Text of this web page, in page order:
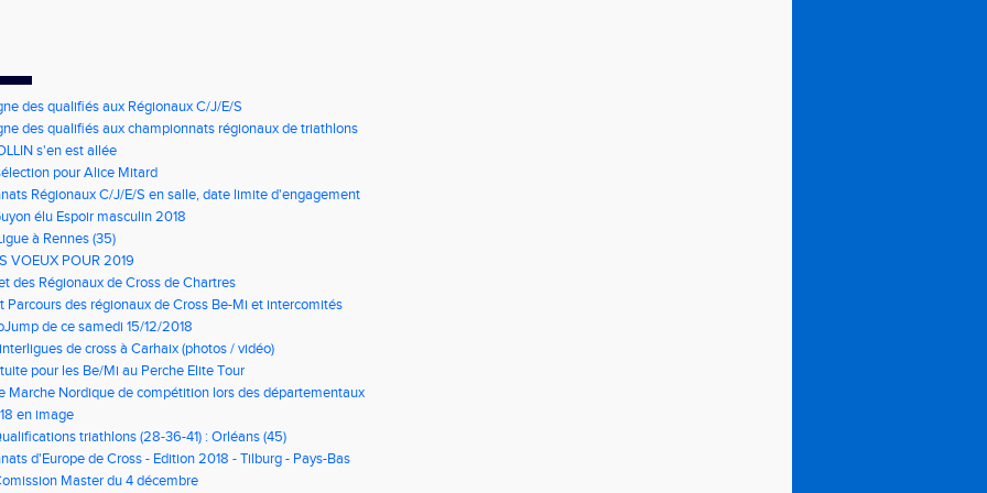
des qualifiés aux Régionaux C/J/E/S
des qualifiés aux championnats régionaux de triathlons
s'en est allée
pour Alice Mitard
Régionaux C/J/E/S en salle, date limite d'engagement
9h00élu Espoir masculin 2018
à Rennes (35)
VOEUX POUR 2019
des Régionaux de Cross de Chartres
Parcours des régionaux de Cross Be-Mi et intercomités
de ce samedi 15/12/2018
de cross à Carhaix (photos / vidéo)
pour les Be/Mi au Perche Elite Tour
Marche Nordique de compétition lors des départementaux
Loir et Cher
en image
triathlons (28-36-41) : Orléans (45)
d'Europe de Cross - Edition 2018 - Tilburg - Pays-Bas
Master du 4 décembre